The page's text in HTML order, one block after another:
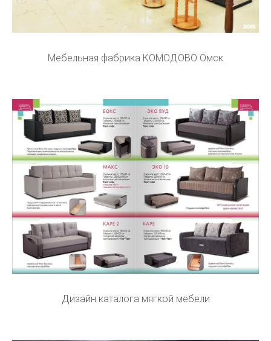
Мебельная фабрика КОМОДОВО Омск
Дизайн каталога мягкой мебели